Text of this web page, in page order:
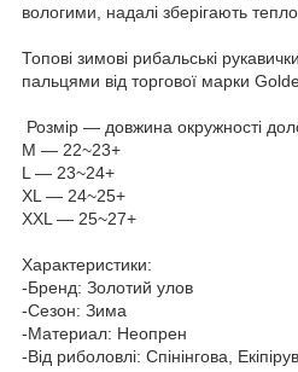
вологими, надалі зберігають тепло.
Топові зимові рибальські
пальцями від торгової марки
Розмір — довжина окружності
M — 22~23+
L — 23~24+
XL — 24~25+
XXL — 25~27+
Характеристики:
-Бренд: Золотий улов
-Сезон: Зима
-Материал: Неопрен
-Від риболовлі: Спінінгова,